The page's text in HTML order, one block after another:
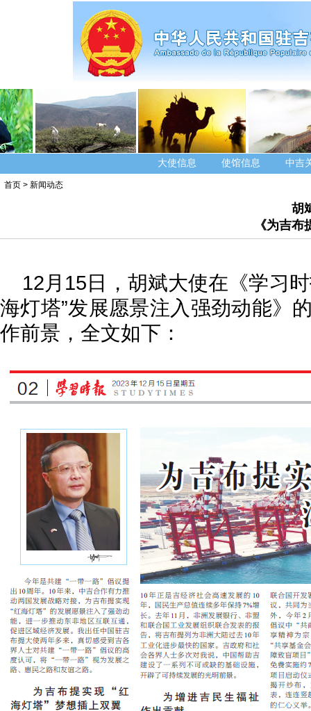
大使信息 使馆信息 中吉
首页 > 新闻动态
胡
《为吉
12月15日，胡斌大使在《学习
海灯塔”发展愿景注入强劲动能》
作前景，全文如下：